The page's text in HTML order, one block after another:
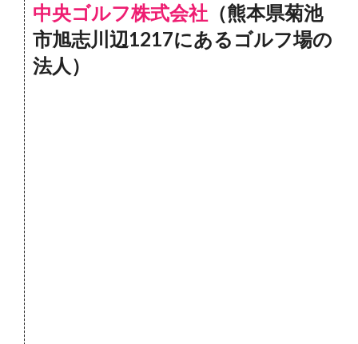
中央ゴルフ株式会社 （熊本県菊池
市旭志川辺1217にあるゴルフ場の
法人）